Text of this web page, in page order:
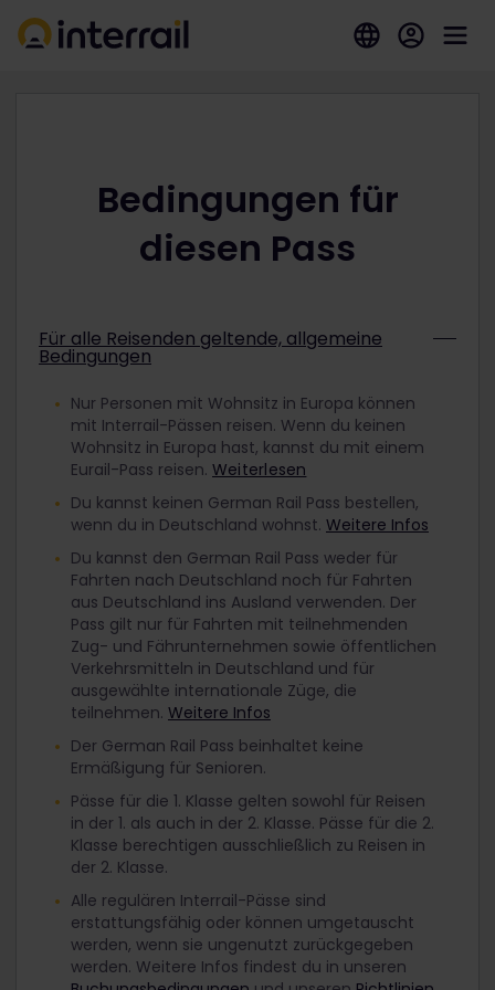
Bedingungen für
diesen Pass
Für alle Reisenden geltende, allgemeine
Bedingungen
Nur Personen mit Wohnsitz in Europa können
mit Interrail-Pässen reisen. Wenn du keinen
Wohnsitz in Europa hast, kannst du mit einem
Eurail-Pass reisen. Weiterlesen
Du kannst keinen German Rail Pass bestellen,
wenn du in Deutschland wohnst. Weitere Infos
Du kannst den German Rail Pass weder für
Fahrten nach Deutschland noch für Fahrten
aus Deutschland ins Ausland verwenden. Der
Pass gilt nur für Fahrten mit teilnehmenden
Zug- und Fährunternehmen sowie öffentlichen
Verkehrsmitteln in Deutschland und für
ausgewählte internationale Züge, die
teilnehmen. Weitere Infos
Der German Rail Pass beinhaltet keine
Ermäßigung für Senioren.
Pässe für die 1. Klasse gelten sowohl für Reisen
in der 1. als auch in der 2. Klasse. Pässe für die 2.
Klasse berechtigen ausschließlich zu Reisen in
der 2. Klasse.
Alle regulären Interrail-Pässe sind
erstattungsfähig oder können umgetauscht
werden, wenn sie ungenutzt zurückgegeben
werden. Weitere Infos findest du in unseren